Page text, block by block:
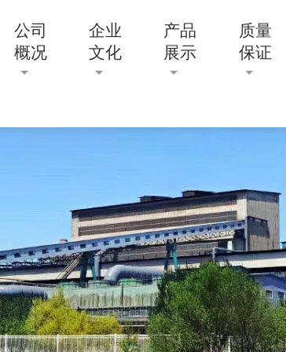
公司
概况
企业
文化
产品
展示
质量
保证